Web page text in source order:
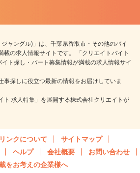
ジャングル)」は、千葉県香取市・その他のバイ
載の求人情報サイトです。 「クリエイトバイト
ト探し・パート募集情報が満載の求人情報サイ
事探しに役立つ最新の情報をお届けしていま
ト 求人特集」を展開する株式会社クリエイトが
リンクについて
サイトマップ
ヘルプ 会社概要
お問い合わせ
をお考えの企業様へ